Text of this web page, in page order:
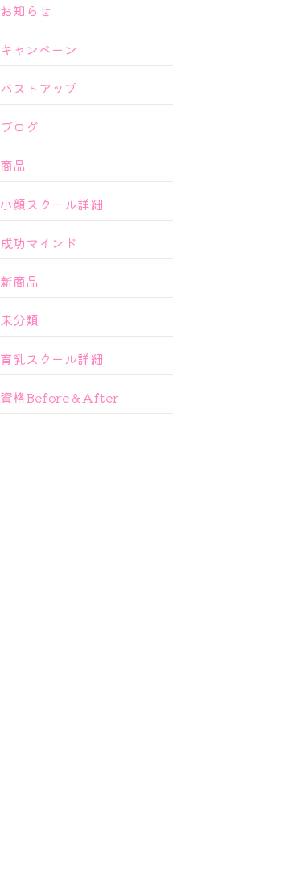
お知らせ
キャンペーン
バストアップ
ブログ
商品
小顔スクール詳細
成功マインド
新商品
未分類
育乳スクール詳細
資格Before＆After